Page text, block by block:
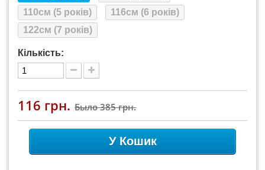
110см (5 років)
116см (6 років)
122см (7 років)
Кількість:
116 грн. Было385 грн.
У Кошик